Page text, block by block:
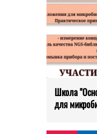
Школа
для